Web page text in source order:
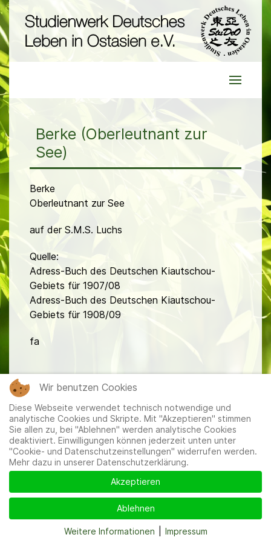
Berke (Oberleutnant zur
See)
Berke
Oberleutnant zur See
auf der S.M.S. Luchs
Quelle:
Adress-Buch des Deutschen Kiautschou-
Gebiets für 1907/08
Adress-Buch des Deutschen Kiautschou-
Gebiets für 1908/09
fa
Mitglieder|Impressum|Datenschutzerklärung |Cookie-
und Datenschutzeinstellungen
Wir benutzen Cookies
Diese Webseite verwendet technisch notwendige und
analytische Cookies und Skripte. Mit "Akzeptieren" stimmen
Sie allen zu, bei "Ablehnen" werden analytische Cookies
deaktiviert. Einwilligungen können jederzeit unten unter
"Cookie- und Datenschutzeinstellungen" widerrufen werden.
Mehr dazu in unserer Datenschutzerklärung.
Akzeptieren
Ablehnen
Weitere Informationen Impressum